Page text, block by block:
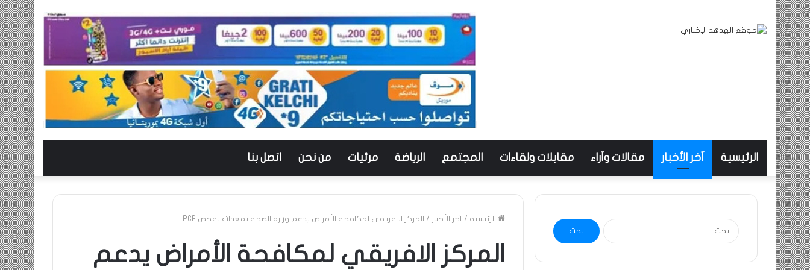
الرئيسية آخر الأخبار مقالات وآراء مقابلات ولقاءات المجتمع الرياضة مرئيات من نحن اتصل بنا
الرئيسية / آخر الأخبار / المركز الافريقي لمكافحة الأمراض يدعم وزارة الصحة بمعدات لفحص PCR
المركز الافريقي لمكافحة الأمراض يدعم
البحث
عن: